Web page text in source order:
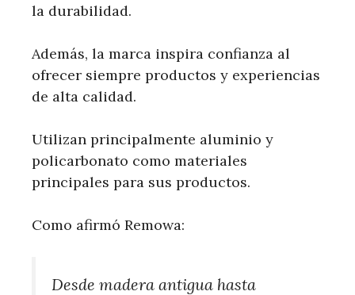
la durabilidad.
Además, la marca inspira confianza al
ofrecer siempre productos y experiencias
de alta calidad.
Utilizan principalmente aluminio y
policarbonato como materiales
principales para sus productos.
Como afirmó Remowa:
Desde madera antigua hasta